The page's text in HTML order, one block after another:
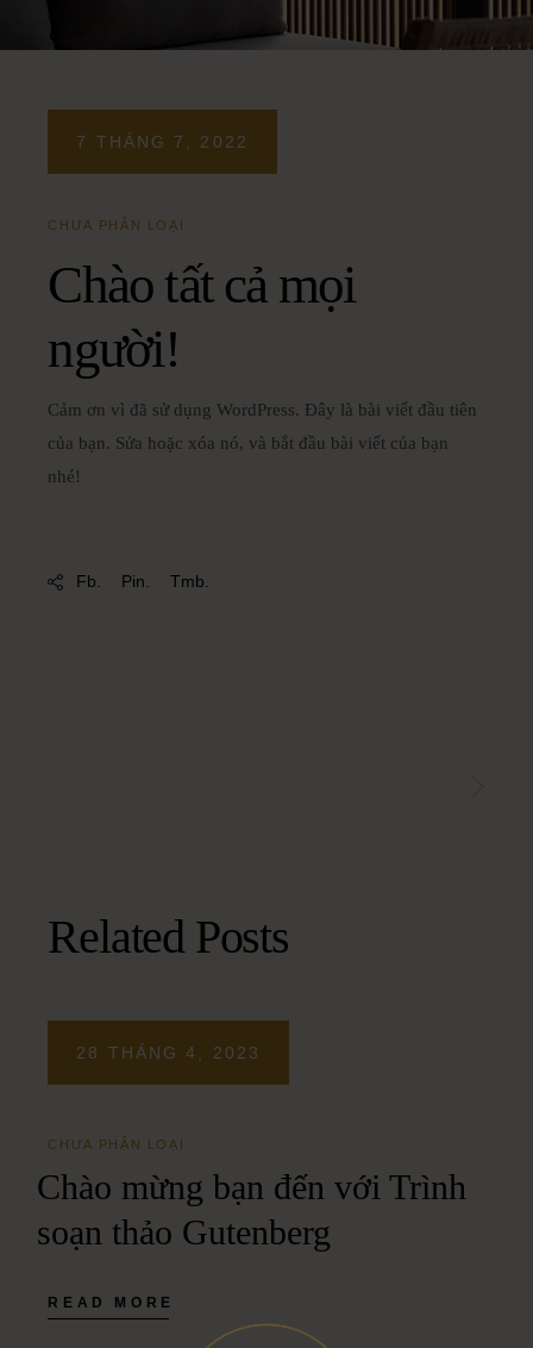
7 THÁNG 7, 2022
CHƯA PHÂN LOẠI
Chào tất cả mọi
người!
Cảm ơn vì đã sử dụng WordPress. Đây là bài viết đầu tiên
của bạn. Sửa hoặc xóa nó, và bắt đầu bài viết của bạn
nhé!
Fb. Pin. Tmb.
Related Posts
28 THÁNG 4, 2023
CHƯA PHÂN LOẠI
Chào mừng bạn đến với Trình
soạn thảo Gutenberg
READ MORE